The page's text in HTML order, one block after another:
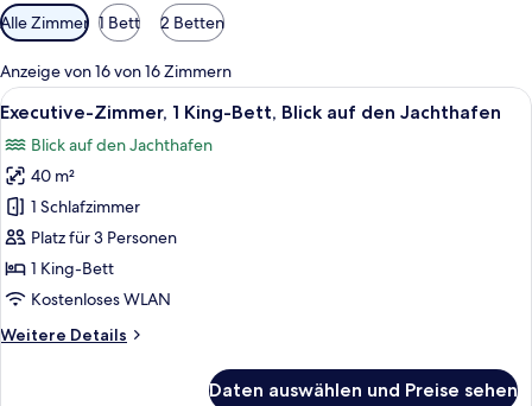
Verfügbare
Filter
für
Zimmer
Alle Zimmer 1 Bett 2 Betten
Anzeige von 16 von 16 Zimmern
Alle
Fotos
für
Executive-
Zimmer,
1 King-
Bett,
Blick
den
Ein Hotelzimmer mit einem großen
7
Executive-Zimmer, 1 King-Bett, Blick auf den Jachthafen
Blick auf den Jachthafen
40 m²
1 Schlafzimmer
Platz für 3 Personen
1 King-Bett
Kostenloses WLAN
Weitere Details
Weitere
Daten auswählen und Preise sehen